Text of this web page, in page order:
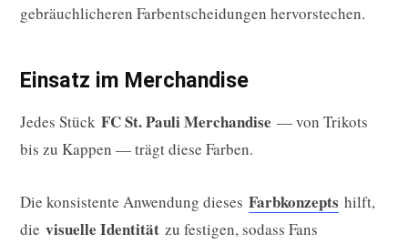
gebräuchlicheren Farbentscheidungen hervorstechen.
Einsatz im Merchandise
Jedes Stück FC St. Pauli Merchandise — von Trikots
bis zu Kappen — trägt diese Farben.
Die konsistente Anwendung dieses Farbkonzepts hilft,
die visuelle Identität zu festigen, sodass Fans